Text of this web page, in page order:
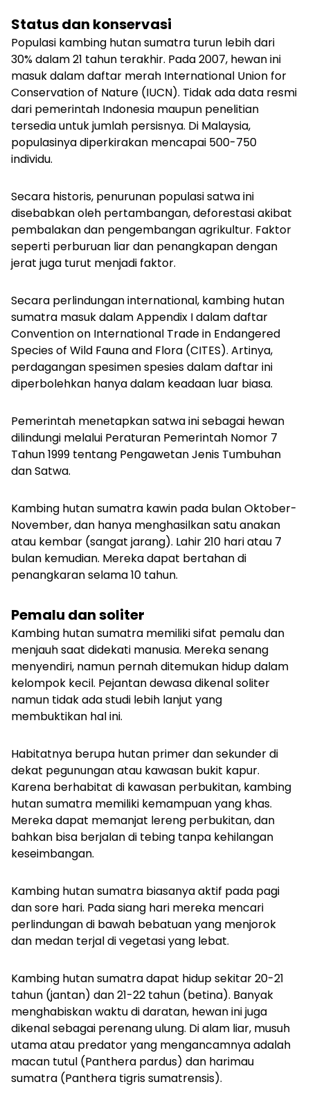
Status dan konservasi
Populasi kambing hutan sumatra turun lebih dari
30% dalam 21 tahun terakhir. Pada 2007, hewan ini
masuk dalam daftar merah International Union for
Conservation of Nature (IUCN). Tidak ada data resmi
dari pemerintah Indonesia maupun penelitian
tersedia untuk jumlah persisnya. Di Malaysia,
populasinya diperkirakan mencapai 500-750
individu.
Secara historis, penurunan populasi satwa ini
disebabkan oleh pertambangan, deforestasi akibat
pembalakan dan pengembangan agrikultur. Faktor
seperti perburuan liar dan penangkapan dengan
jerat juga turut menjadi faktor.
Secara perlindungan international, kambing hutan
sumatra masuk dalam Appendix I dalam daftar
Convention on International Trade in Endangered
Species of Wild Fauna and Flora (CITES). Artinya,
perdagangan spesimen spesies dalam daftar ini
diperbolehkan hanya dalam keadaan luar biasa.
Pemerintah menetapkan satwa ini sebagai hewan
dilindungi melalui Peraturan Pemerintah Nomor 7
Tahun 1999 tentang Pengawetan Jenis Tumbuhan
dan Satwa.
Kambing hutan sumatra kawin pada bulan Oktober-
November, dan hanya menghasilkan satu anakan
atau kembar (sangat jarang). Lahir 210 hari atau 7
bulan kemudian. Mereka dapat bertahan di
penangkaran selama 10 tahun.
Pemalu dan soliter
Kambing hutan sumatra memiliki sifat pemalu dan
menjauh saat didekati manusia. Mereka senang
menyendiri, namun pernah ditemukan hidup dalam
kelompok kecil. Pejantan dewasa dikenal soliter
namun tidak ada studi lebih lanjut yang
membuktikan hal ini.
Habitatnya berupa hutan primer dan sekunder di
dekat pegunungan atau kawasan bukit kapur.
Karena berhabitat di kawasan perbukitan, kambing
hutan sumatra memiliki kemampuan yang khas.
Mereka dapat memanjat lereng perbukitan, dan
bahkan bisa berjalan di tebing tanpa kehilangan
keseimbangan.
Kambing hutan sumatra biasanya aktif pada pagi
dan sore hari. Pada siang hari mereka mencari
perlindungan di bawah bebatuan yang menjorok
dan medan terjal di vegetasi yang lebat.
Kambing hutan sumatra dapat hidup sekitar 20-21
tahun (jantan) dan 21-22 tahun (betina). Banyak
menghabiskan waktu di daratan, hewan ini juga
dikenal sebagai perenang ulung. Di alam liar, musuh
utama atau predator yang mengancamnya adalah
macan tutul (Panthera pardus) dan harimau
sumatra (Panthera tigris sumatrensis).